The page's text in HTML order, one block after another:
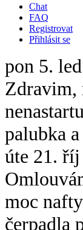
Chat
FAQ
Registrovat
Přihlásit se
pon 5.
Zdravim,
palubka
úte 21.
moc
čerpadla